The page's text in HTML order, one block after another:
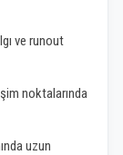
ve runout
noktalarında
uzun